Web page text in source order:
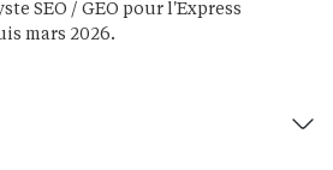
SEO / GEO pour l'Express
mars 2026.